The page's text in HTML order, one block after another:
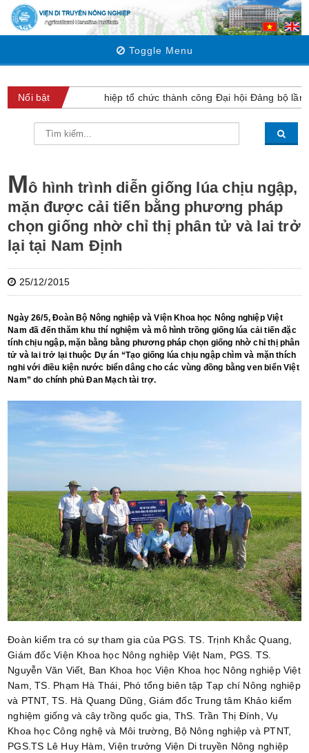
Toggle Menu
Nổi bật
Di truyền Nông nghiệp tổ chức thành công Đại hội Đảng bộ lần
Mô hình trình diễn giống lúa chịu ngập,
mặn được cải tiến bằng phương pháp
chọn giống nhờ chỉ thị phân tử và lai trở
lại tại Nam Định
25/12/2015
Ngày 26/5, Đoàn Bộ Nông nghiệp và Viện Khoa học Nông nghiệp Việt
Nam đã đến thăm khu thí nghiệm và mô hình trồng giống lúa cải tiến đặc
tính chịu ngập, mặn bằng bằng phương pháp chọn giống nhờ chỉ thị phân
tử và lai trở lại thuộc Dự án “Tạo giống lúa chịu ngập chìm và mặn thích
nghi với điều kiện nước biển dâng cho các vùng đồng bằng ven biển Việt
Nam” do chính phủ Đan Mạch tài trợ.
Đoàn kiểm tra có sự tham gia của PGS. TS. Trịnh Khắc Quang,
Giám đốc Viện Khoa học Nông nghiệp Việt Nam, PGS. TS.
Nguyễn Văn Viết, Ban Khoa học Viện Khoa học Nông nghiệp Việt
Nam, TS. Phạm Hà Thái, Phó tổng biên tập Tạp chí Nông nghiệp
và PTNT, TS. Hà Quang Dũng, Giám đốc Trung tâm Khảo kiểm
nghiệm giống và cây trồng quốc gia, ThS. Trần Thị Đính, Vụ
Khoa học Công nghệ và Môi trường, Bộ Nông nghiệp và PTNT,
PGS.TS Lê Huy Hàm, Viện trưởng Viện Di truyền Nông nghiệp